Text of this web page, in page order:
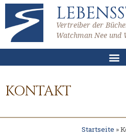
Vertreiber der
Watchman Nee und
KONTAKT
Startseite »